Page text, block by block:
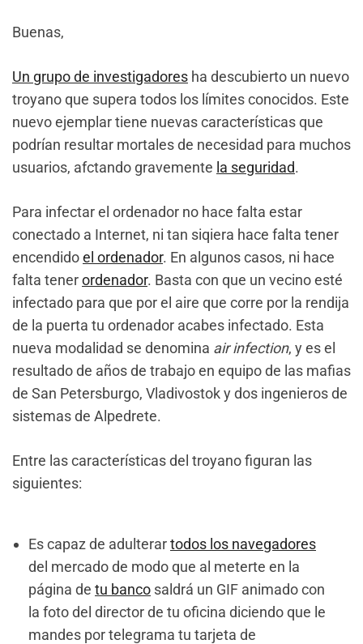
Buenas,
Un grupo de investigadores ha descubierto un nuevo
troyano que supera todos los límites conocidos. Este
nuevo ejemplar tiene nuevas características que
podrían resultar mortales de necesidad para muchos
usuarios, afctando gravemente la seguridad.
Para infectar el ordenador no hace falta estar
conectado a Internet, ni tan siqiera hace falta tener
encendidoel ordenador. En algunos casos, ni hace
falta tenerordenador. Basta con que un vecino esté
infectado para que por el aire que corre por la rendija
de la puerta tu ordenador acabes infectado. Esta
nueva modalidad se denomina air infection, y es el
resultado de años de trabajo en equipo de las mafias
de San Petersburgo, Vladivostok y dos ingenieros de
sistemas de Alpedrete.
Entre las características del troyano figuran las
siguientes:
Es capaz de adulterartodos los navegadores
del mercado de modo que al meterte en la
página de tu banco saldrá un GIF animado con
la foto del director de tu oficina diciendo que le
mandes por telegrama tu tarjeta de